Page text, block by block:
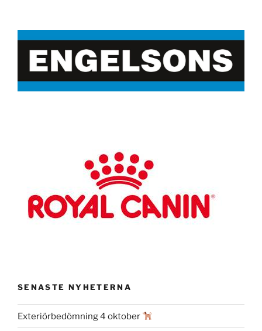
SENASTE NYHETERNA
Exteriörbedömning 4 oktober